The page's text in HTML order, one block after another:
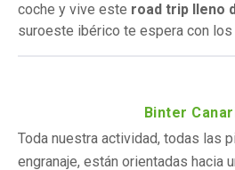
coche y vive este road trip lleno
suroeste ibérico te espera con
Binter
Toda nuestra actividad, todas las
engranaje, están orientadas hacia